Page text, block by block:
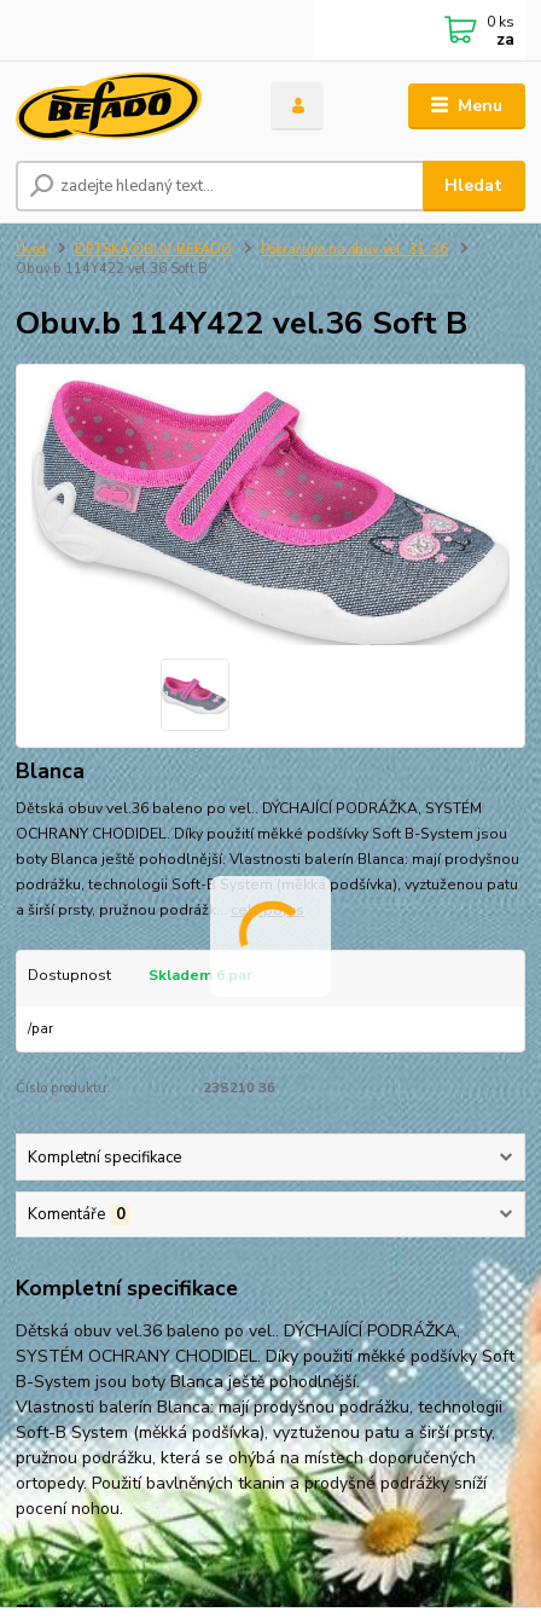
Menu
Hledat
0 ks
za
Úvod DĚTSKÁ OBUV BEFADO
Pokračujte na obuv vel. 31-36
Obuv.b 114Y422 vel.36 Soft B
Obuv.b 114Y422 vel.36 Soft B
Blanca
Dětská obuv vel.36 baleno po vel.. DÝCHAJÍCÍ PODRÁŽKA, SYSTÉM
OCHRANY CHODIDEL. Díky použití měkké podšívky Soft B-System jsou
boty Blanca ještě pohodlnější. Vlastnosti balerín Blanca: mají prodyšnou
podrážku, technologii Soft-B System (měkká podšívka), vyztuženou patu
a širší prsty, pružnou podrážk... celý popis
Dostupnost Skladem 6 par
/par
Číslo produktu: 23S210 36
Kompletní specifikace
Komentáře 0
Kompletní specifikace
Dětská obuv vel.36 baleno po vel.. DÝCHAJÍCÍ PODRÁŽKA,
SYSTÉM OCHRANY CHODIDEL. Díky použití měkké podšívky Soft
B-System jsou boty Blanca ještě pohodlnější.
Vlastnosti balerín Blanca: mají prodyšnou podrážku, technologii
Soft-B System (měkká podšívka), vyztuženou patu a širší prsty,
pružnou podrážku, která se ohýbá na místech doporučených
ortopedy. Použití bavlněných tkanin a prodyšné podrážky sníží
pocení nohou.
Zboží zařazeno v kategoriích